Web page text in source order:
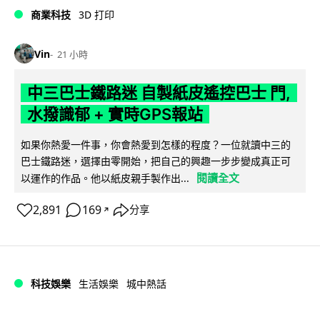
商業科技 3D 打印
Vin 21 小時
中三巴士鐵路迷 自製紙皮遙控巴士 門,
水撥識郁 + 實時GPS報站
如果你熱愛一件事，你會熱愛到怎樣的程度？一位就讀中三的
巴士鐵路迷，選擇由零開始，把自己的興趣一步步變成真正可
以運作的作品。他以紙皮親手製作出...
閱讀全文
2,891 169 ↗ 分享
科技娛樂 生活娛樂 城中熱話